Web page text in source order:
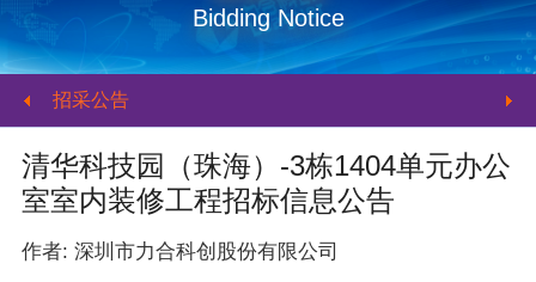
Bidding Notice
招采公告
清华科技园（珠海）-3栋1404单元办公
室室内装修工程招标信息公告
作者: 深圳市力合科创股份有限公司